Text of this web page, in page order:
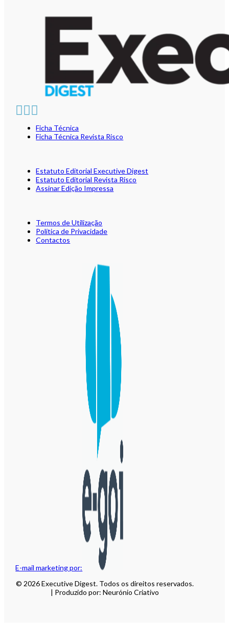
E-mail marketing por:
Ficha Técnica
Ficha Técnica Revista Risco
Estatuto Editorial Executive Digest
Estatuto Editorial Revista Risco
Assinar Edição Impressa
Termos de Utilização
Política de Privacidade
Contactos
© 2026 Executive Digest. Todos os direitos reservados.
| Produzido por: Neurónio Criativo